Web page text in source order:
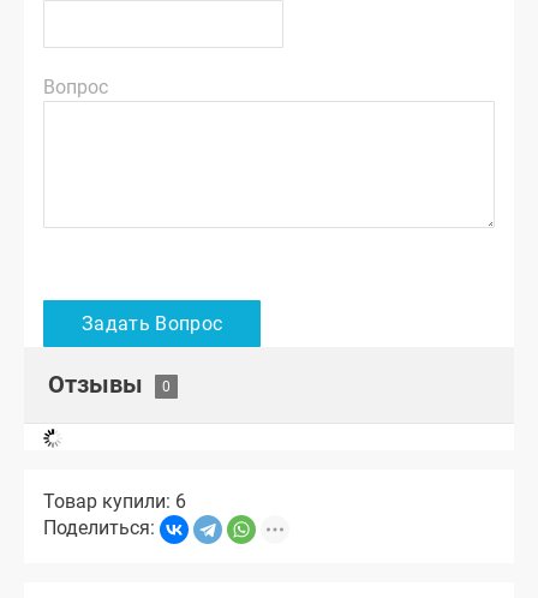
Вопрос
Отзывы
Товар купили: 6
Поделиться: